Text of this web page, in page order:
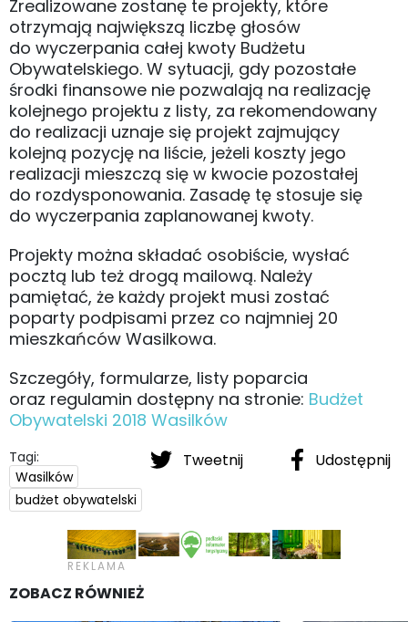
Zrealizowane zostanę te projekty, które
otrzymają największą liczbę głosów
do wyczerpania całej kwoty Budżetu
Obywatelskiego. W sytuacji, gdy pozostałe
środki finansowe nie pozwalają na realizację
kolejnego projektu z listy, za rekomendowany
do realizacji uznaje się projekt zajmujący
kolejną pozycję na liście, jeżeli koszty jego
realizacji mieszczą się w kwocie pozostałej
do rozdysponowania. Zasadę tę stosuje się
do wyczerpania zaplanowanej kwoty.
Projekty można składać osobiście, wysłać
pocztą lub też drogą mailową. Należy
pamiętać, że każdy projekt musi zostać
poparty podpisami przez co najmniej 20
mieszkańców Wasilkowa.
Szczegóły, formularze, listy poparcia
oraz regulamin dostępny na stronie: Budżet
Obywatelski 2018 Wasilków
Tweetnij Udostępnij
Tagi:
Wasilków
budżet obywatelski
ZOBACZ RÓWNIEŻ